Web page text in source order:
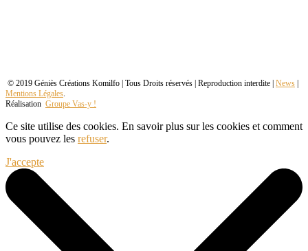
© 2019 Géniès Créations Komilfo | Tous Droits réservés | Reproduction interdite | News |
Mentions Légales
Réalisation Groupe Vas-y !
Ce site utilise des cookies. En savoir plus sur les cookies et comment
vous pouvez les refuser.
J'accepte